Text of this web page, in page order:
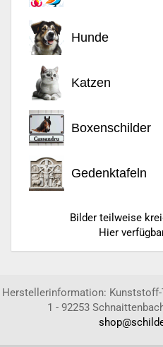
Hunde
Katzen
Boxenschilder
Gedenktafeln
Bilder teilweise
Hier
Herstellerinformation: Kunststoff-
1 - 92253